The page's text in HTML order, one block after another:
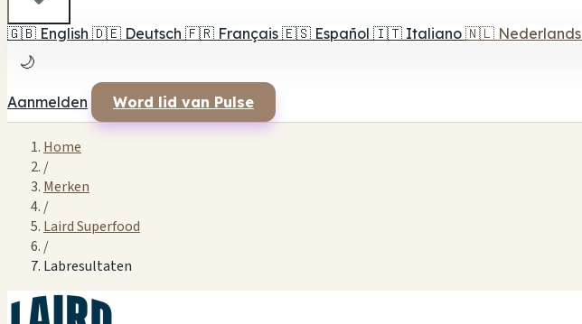
🇬🇧 English 🇩🇪 Deutsch 🇫🇷 Français 🇪🇸 Español 🇮🇹 Italiano 🇳🇱 Nederlands
🌙
Aanmelden Word lid van Pulse
Home
/
Merken
/
Laird Superfood
/
Labresultaten